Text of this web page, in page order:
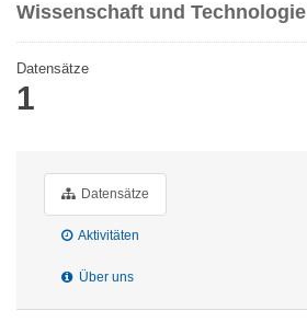
Wissenschaft und Technologie
Datensätze
1
Datensätze
Aktivitäten
Über uns